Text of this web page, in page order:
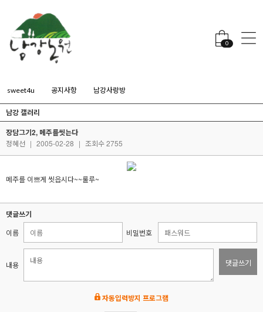
0
sweet4u 공지사항 남강사랑방
남강 갤러리
장담그기2, 메주를씻는다
정혜선 | 2005-02-28 | 조회수 2755
메주를 이쁘게 씻읍시다~~룰루~
댓글쓰기
이름 비밀번호
내용 댓글쓰기
자동입력방지 프로그램